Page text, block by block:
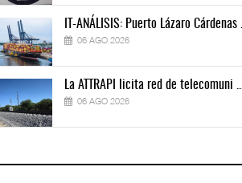
IT-ANÁLISIS: Puerto Lázaro Cárdenas ...
06 AGO 2026
La ATTRAPI licita red de telecomuni ...
06 AGO 2026